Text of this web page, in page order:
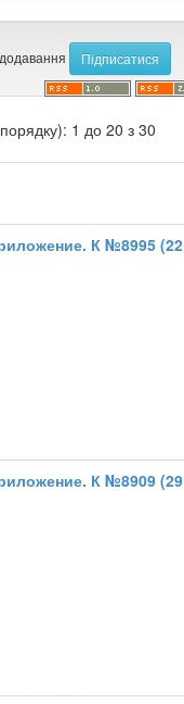
1 до 20 з 30
К №8995 (22
К №8909 (29